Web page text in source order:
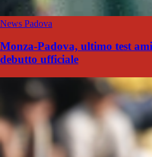
News Padova
Monza-Padova, ultimo test
debutto ufficiale